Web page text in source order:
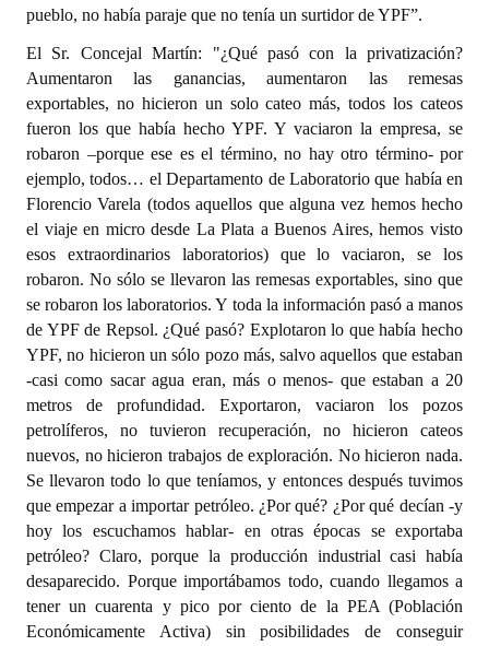
pueblo, no había paraje que no tenía un surtidor de YPF”.
El Sr. Concejal Martín: "¿Qué pasó con la privatización?
Aumentaron las ganancias, aumentaron las remesas
exportables, no hicieron un solo cateo más, todos los cateos
fueron los que había hecho YPF. Y vaciaron la empresa, se
robaron –porque ese es el término, no hay otro término- por
ejemplo, todos… el Departamento de Laboratorio que había en
Florencio Varela (todos aquellos que alguna vez hemos hecho
el viaje en micro desde La Plata a Buenos Aires, hemos visto
esos extraordinarios laboratorios) que lo vaciaron, se los
robaron. No sólo se llevaron las remesas exportables, sino que
se robaron los laboratorios. Y toda la información pasó a manos
de YPF de Repsol. ¿Qué pasó? Explotaron lo que había hecho
YPF, no hicieron un sólo pozo más, salvo aquellos que estaban
-casi como sacar agua eran, más o menos- que estaban a 20
metros de profundidad. Exportaron, vaciaron los pozos
petrolíferos, no tuvieron recuperación, no hicieron cateos
nuevos, no hicieron trabajos de exploración. No hicieron nada.
Se llevaron todo lo que teníamos, y entonces después tuvimos
que empezar a importar petróleo. ¿Por qué? ¿Por qué decían -y
hoy los escuchamos hablar- en otras épocas se exportaba
petróleo? Claro, porque la producción industrial casi había
desaparecido. Porque importábamos todo, cuando llegamos a
tener un cuarenta y pico por ciento de la PEA (Población
Económicamente Activa) sin posibilidades de conseguir